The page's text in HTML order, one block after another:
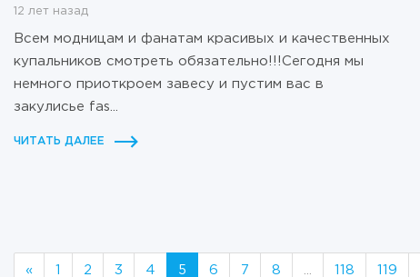
12 лет назад
Всем модницам и фанатам красивых и качественных
купальников смотреть обязательно!!!Сегодня мы
немного приоткроем завесу и пустим вас в
закулисье fas...
ЧИТАТЬ ДАЛЕЕ
« 1 2 3 4 5 6 7 8 118 119